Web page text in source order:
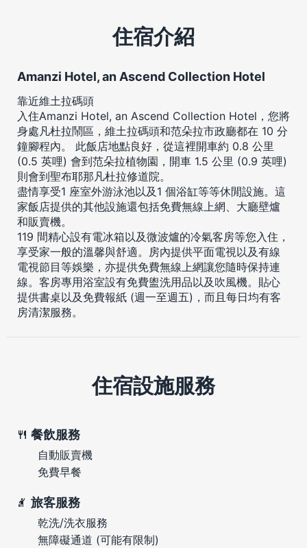
住宿介紹
Amanzi Hotel, an Ascend Collection Hotel
靠近維土拉碼頭
入住Amanzi Hotel, an Ascend Collection Hotel，您將
身處凡杜拉鬧區，維土拉碼頭和范朵拉市政廳都在 10 分
鐘腳程內。 此飯店地點良好，從這裡開車約 0.8 公里
(0.5 英哩) 會到范朵拉植物園，開車 1.5 公里 (0.9 英哩)
則會到聖布耶那凡杜拉修道院。
盡情享受1 座室外游泳池以及1 個浴缸等等休閒設施。這
家飯店提供的其他設施還包括免費無線上網、大廳壁爐
和販賣機。
119 間精心設有電冰箱以及微波爐的冷氣客房等您入住，
享受家一般的溫馨與舒適。房內提供平面電視以及有線
電視節目等娛樂，亦提供免費無線上網讓您隨時保持連
線。客房專用浴室設有免費盥洗用品以及吹風機。貼心
提供書桌以及免費報紙 (週一至週五)，而且每日均有客
房清潔服務。
住宿設施服務
餐飲服務
自動販賣機
免費早餐
旅客服務
乾洗/洗衣服務
無障礙通道 (可能有限制)